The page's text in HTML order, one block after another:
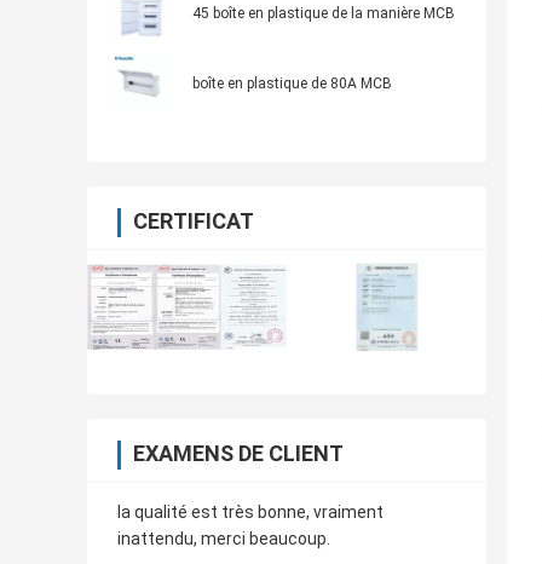
45 boîte en plastique de la manière MCB
boîte en plastique de 80A MCB
CERTIFICAT
EXAMENS DE CLIENT
la qualité est très bonne, vraiment
inattendu, merci beaucoup.